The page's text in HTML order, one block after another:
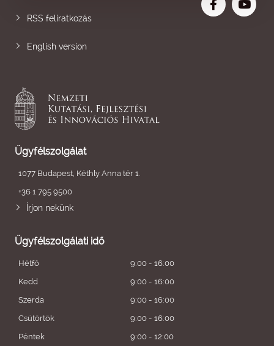
RSS feliratkozás
English version
Ügyfélszolgálat
1077 Budapest, Kéthly Anna tér 1.
+36 1 795 9500
Írjon nekünk
Ügyfélszolgálati idő
Hétfő
9:00 - 16:00
Kedd
9:00 - 16:00
Szerda
9:00 - 16:00
Csütörtök
9:00 - 16:00
Péntek
9:00 - 12:00